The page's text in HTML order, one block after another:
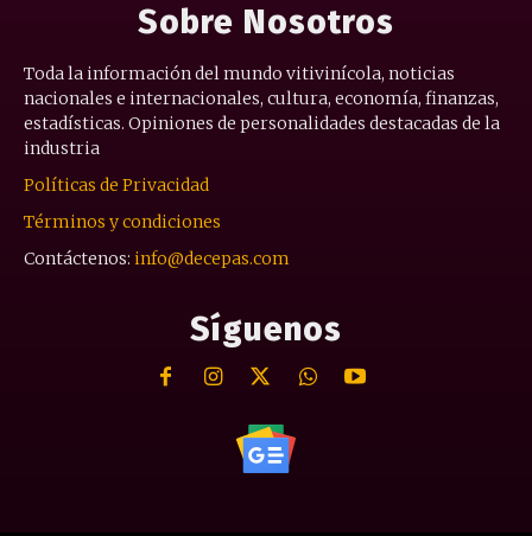
Sobre Nosotros
Toda la información del mundo vitivinícola, noticias
nacionales e internacionales, cultura, economía, finanzas,
estadísticas. Opiniones de personalidades destacadas de la
industria
Políticas de Privacidad
Términos y condiciones
Contáctenos: info@decepas.com
Síguenos